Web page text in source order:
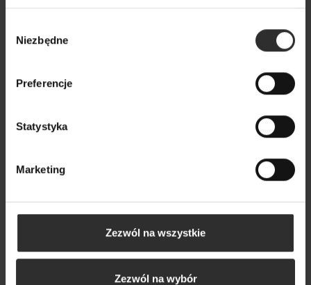
zgody
Niezbędne
Preferencje
Statystyka
Marketing
Zezwól na wszystkie
Zezwól na wybór
paski z dopasowaną górą Luna
Bluzka